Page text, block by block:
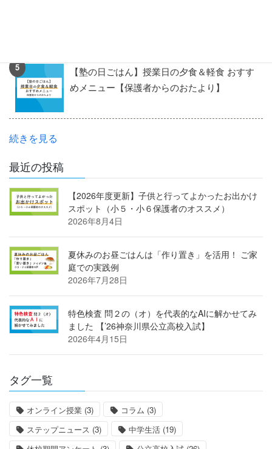
【塾の日ごはん】授業日の夕食＆軽食 おすす
めメニュー【保護者からのおたより】
続きを見る
最近の投稿
【2026年度更新】子供と行ってよかったお出かけ
スポット（小５・小６保護者のオススメ）
2026年8月4日
夏休みのお昼ごはんは「作り置き」を活用！ ご家
庭での実践例
2026年7月28日
特色検査 問２の（オ）を代表的なAIに解かせてみ
ました 【’26神奈川県公立高校入試】
2026年4月15日
タグ一覧
オンライン授業 (3) コラム (3)
ステップニュース (3) 中学生活 (19)